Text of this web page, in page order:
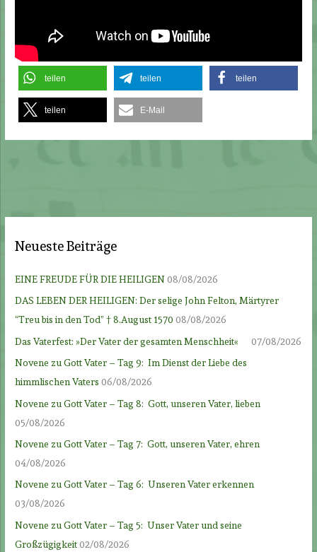
teilen teilen teilen
teilen E-Mail
Neueste Beiträge
EINE FREUDE FÜR DIE HEILIGEN08/08/2026
DAS LEBEN DER HEILIGEN: Der selige John Felton, Märtyrer
“Treu bis in den Tod” † 8.August 1570 08/08/2026
Das Vaterfest: »Der Vater der gesamten Menschheit«
07/08/2026
Novene zu Gott Vater – Tag 9: Im Dienst der Liebe des
himmlischen Vaters 06/08/2026
Novene zu Gott Vater – Tag 8: Gott, unseren Vater, lieben
05/08/2026
Novene zu Gott Vater – Tag 7: Gott, unseren Vater, ehren
04/08/2026
Novene zu Gott Vater – Tag 6: Unseren Vater erkennen
03/08/2026
Novene zu Gott Vater – Tag 5: Unser Vater und seine
Großzügigkeit02/08/2026